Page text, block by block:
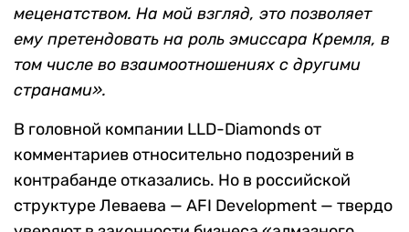
меценатством. На мой взгляд, это позволяет
ему претендовать на роль эмиссара Кремля, в
том числе во взаимоотношениях с другими
странами».
В головной компании LLD-Diamonds от
комментариев относительно подозрений в
контрабанде отказались. Но в российской
структуре Леваева — AFI Development — твердо